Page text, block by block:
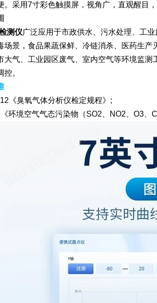
。采用7寸彩色触摸屏，视角广，直观醒目
测仪广泛应用于市政供水、污水处理、工
场景，食品果蔬保鲜、冷链消杀、医药生
大气、工业园区废气、室内空气等环境监
。
《臭氧气体分析仪检定规程》;
环境空气气态污染物（SO2、NO2、O3、